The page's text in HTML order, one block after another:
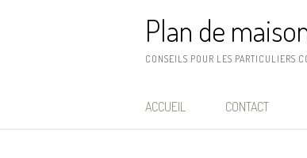
Plan de
CONSEILS POUR LES PARTICULIERS
ACCUEIL CONTACT